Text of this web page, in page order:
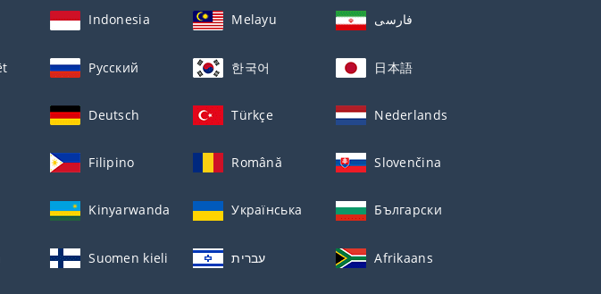
Indonesia Melayu فارسی
Русский 한국어 日本語
Deutsch Türkçe Nederlands
Filipino Română Slovenčina
Kinyarwanda Українська Български
Suomen kieli עברית Afrikaans